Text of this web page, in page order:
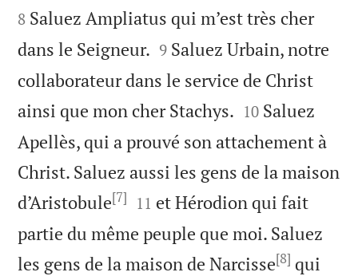
8 Saluez Ampliatus qui m’est très cher
dans le Seigneur. 

9 Saluez Urbain, notre
collaborateur dans le service de Christ
ainsi que mon cher Stachys. 

10 Saluez
Apellès, qui a prouvé son attachement à
Christ. Saluez aussi les gens de la maison
d’Aristobule[7] 

11 et Hérodion qui fait
partie du même peuple que moi. Saluez
les gens de la maison de Narcisse[8] qui